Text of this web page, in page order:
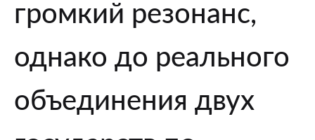
к
следующему
этапу.
Почему
это
пока
громкий резонанс,
однако до реального
объединения двух